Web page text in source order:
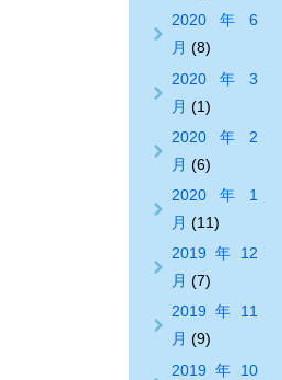
2020年6
月 (8)
2020年3
月 (1)
2020年2
月 (6)
2020年1
月 (11)
2019年12
月 (7)
2019年11
月 (9)
2019年10